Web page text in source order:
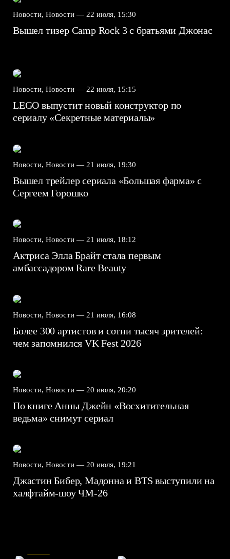
Новости, Новости — 22 июля, 15:30
Вышел тизер Camp Rock 3 с братьями Джонас
Новости, Новости — 22 июля, 15:15
LEGO выпустит новый конструктор по
сериалу «Секретные материалы»
Новости, Новости — 21 июля, 19:30
Вышел трейлер сериала «Большая фарма» с
Сергеем Горошко
Новости, Новости — 21 июля, 18:12
Актриса Элла Брайт стала первым
амбассадором Rare Beauty
Новости, Новости — 21 июля, 16:08
Более 300 артистов и сотни тысяч зрителей:
чем запомнился VK Fest 2026
Новости, Новости — 20 июля, 20:20
По книге Анны Джейн «Восхитительная
ведьма» снимут сериал
Новости, Новости — 20 июля, 19:21
Джастин Бибер, Мадонна и BTS выступили на
халфтайм-шоу ЧМ-26